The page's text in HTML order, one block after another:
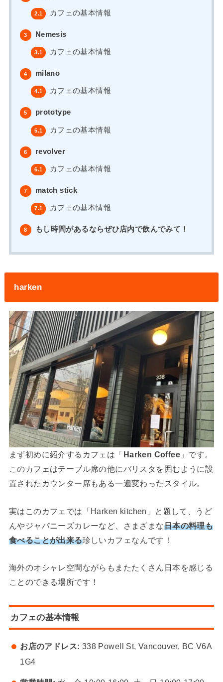
2.1 カフェの基本情報
3 Nemesis
3.1 カフェの基本情報
4 milano
4.1 カフェの基本情報
5 prototype
5.1 カフェの基本情報
6 revolver
6.1 カフェの基本情報
7 match stick
7.1 カフェの基本情報
8 もし時間があるならぜひ店内で飲んでみて！
harken
まず初めに紹介するカフェは「Harken Coffee 」です。
このカフェはテーブル席の他にバリスタを囲むように設
置されたカウンター席もある一遍変わったスタイル。
実はこのカフェでは「Harken kitchen」と題して、うど
んやジャパニーズカレーなど、さまざまな日本の料理も
食べることが出来る珍しいカフェなんです！
海外のオシャレ空間ながらもまたたくさん日本を感じる
ことのできる場所です！
カフェの基本情報
お店のアドレス: 338 Powell St, Vancouver, BC V6A
1G4